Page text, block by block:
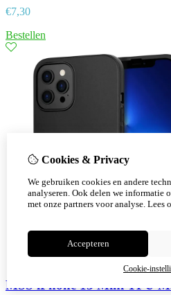
€7,30
Bestellen
MSS iPhone 13 Mini TPU
Cookies & Privacy
We gebruiken cookies en andere
analyseren. Ook delen we informatie
met onze partners voor analyse. Lees
Accepteren
Cookie-